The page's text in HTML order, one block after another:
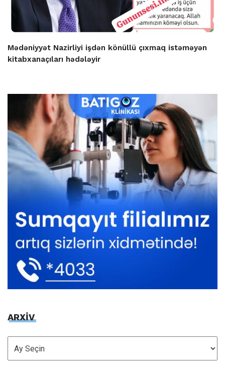
Mədəniyyət Nazirliyi işdən könüllü çıxmaq istəməyən
kitabxanaçıları hədələyir
ARXİV
ARXİV